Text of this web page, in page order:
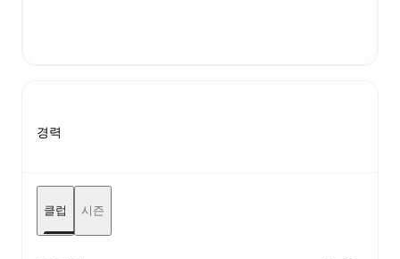
경력
클럽 시즌